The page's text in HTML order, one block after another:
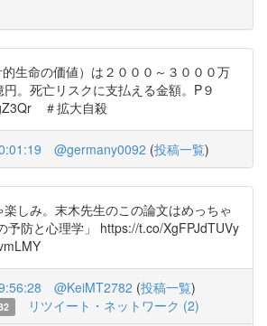
的生命の価値）は２０００～３０００万
。死亡リスクに支払える金額。P９
＃拡大自殺
@germany0092 (投稿一覧)
しみ。末木先生のこの論文はめっちゃ
予防と心理学」 https://t.co/XgFPJdTUVy
@KeiMT2782 (投稿一覧)
リツイート・ネットワーク (2)